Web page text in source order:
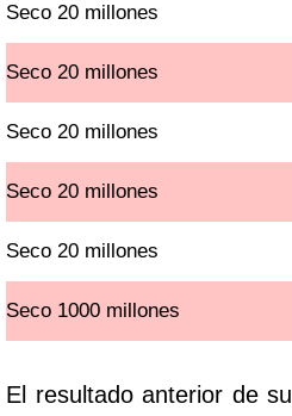
Seco 20 millones
Seco 20 millones
Seco 20 millones
Seco 20 millones
Seco 20 millones
Seco 1000 millones
El resultado anterior de su